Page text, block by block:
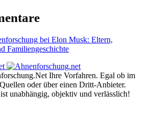
bei Elon Musk: Eltern,
Familiengeschichte
Ihre Vorfahren. Egal ob im
oder über einen Dritt-Anbieter.
unabhängig, objektiv und verlässlich!